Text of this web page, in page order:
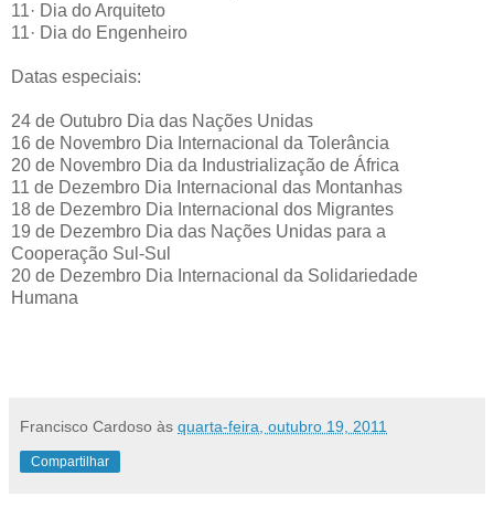
11· Dia do Arquiteto
11· Dia do Engenheiro
Datas especiais:
24 de Outubro Dia das Nações Unidas
16 de Novembro Dia Internacional da Tolerância
20 de Novembro Dia da Industrialização de África
11 de Dezembro Dia Internacional das Montanhas
18 de Dezembro Dia Internacional dos Migrantes
19 de Dezembro Dia das Nações Unidas para a
Cooperação Sul-Sul
20 de Dezembro Dia Internacional da Solidariedade
Humana
Francisco Cardoso às quarta-feira, outubro 19, 2011
Compartilhar